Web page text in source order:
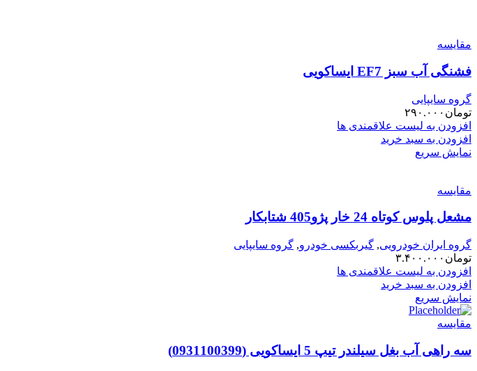
مقایسه
فشنگی آب سبز EF7 ایساکویی
گروه سایپایی
تومان ۲۹۰.۰۰۰
افزودن به لیست علاقمندی ها
افزودن به سبد خرید
نمایش سریع
مقایسه
مشعل پلوس کوتاه 24 خار پژو405 شتابکار
گروه ایران خودرویی, گیربکسی خودرو, گروه سایپایی
تومان ۳.۴۰۰.۰۰۰
افزودن به لیست علاقمندی ها
افزودن به سبد خرید
نمایش سریع
مقایسه
سه راهی آب بغل سیلندر تیپ 5 ایساکویی (0931100399)